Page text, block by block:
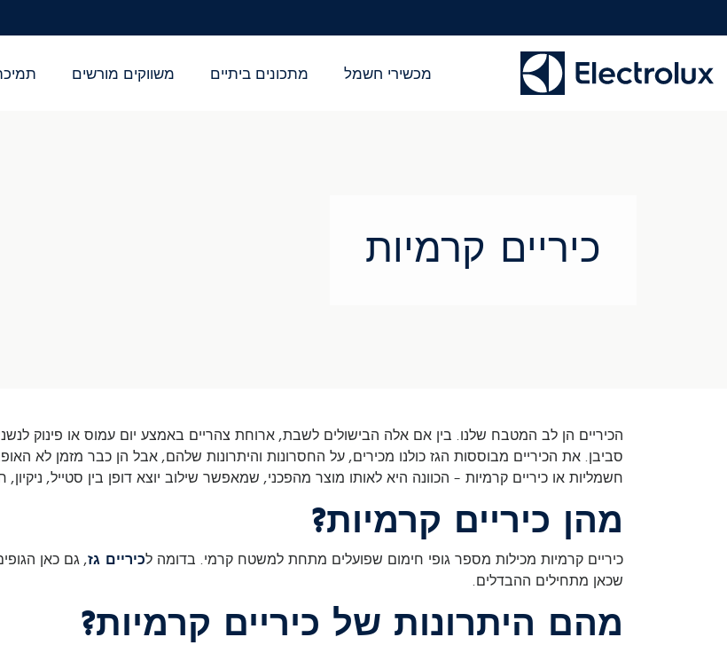
מכשירי חשמל מתכונים ביתיים משווקים מורשים
כיריים קרמיות
הכיריים הן לב המטבח שלנו. בין אם אלה הבישולים לשבת, ארוחת צהריים באמצע יום עמוס או פינוק
סביבן. את הכיריים מבוססות הגז כולנו מכירים, על החסרונות והיתרונות שלהם, אבל הן כבר מזמן לא
חשמליות או כיריים קרמיות – הכוונה היא לאותו מוצר מהפכני, שמאפשר שילוב יוצא דופן בין סטייל, ניקיון,
מהן כיריים קרמיות?
כיריים קרמיות מכילות מספר גופי חימום שפועלים מתחת למשטח קרמי. בדומה לכיריים גז, גם כאן
שכאן מתחילים ההבדלים.
מהם היתרונות של כיריים קרמיות?